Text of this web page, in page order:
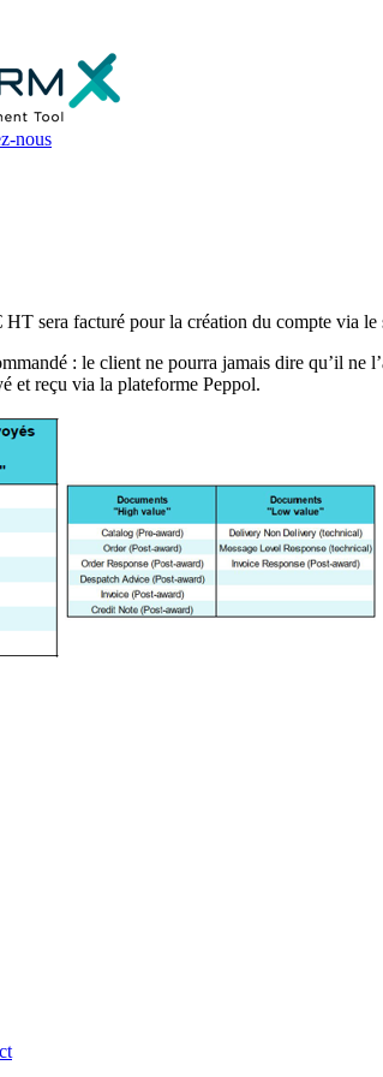
nous
sera facturé pour la création du compte via
: le client ne pourra jamais dire qu’il ne
et reçu via la plateforme Peppol.